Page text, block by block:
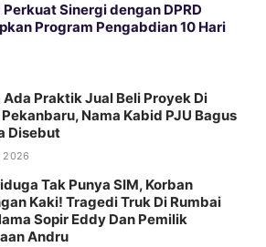
Perkuat Sinergi dengan DPRD
Program Pengabdian 10 Hari
Ada Praktik Jual Beli Proyek Di
Nama Kabid PJU Bagus
Disebut
2026
Tak Punya SIM, Korban
Kaki! Tragedi Truk Di Rumbai
Sopir Eddy Dan Pemilik
Andru